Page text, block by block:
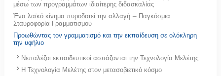
μέσω των προγραμμάτων ιδιαίτερης διδασκαλίας
Ένα λαϊκό κίνημα πυροδοτεί την αλλαγή – Παγκόσμια
Σταυροφορία Γραμματισμού
Προωθώντας τον γραμματισμό και την εκπαίδευση σε ολόκληρη
την υφήλιο
Νεπαλέζοι εκπαιδευτικοί ασπάζονται την Τεχνολογία Μελέτης
Η Τεχνολογία Μελέτης στον μετασοβιετικό κόσμο